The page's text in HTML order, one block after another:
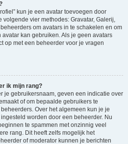
kun je een avatar toevoegen door
vier methodes: Gravatar, Galerij,
om avatars in te schakelen en om
kan gebruiken. Als je geen avatars
op met een beheerder voor je vragen
ik mijn rang?
je gebruikersnaam, geven een indicatie over
of om bepaalde gebruikers te
Over het algemeen kun je je
worden door een beheerder. Nu
te spammen met onzinnig veel
rang. Dit heeft zelfs mogelijk het
of moderator kunnen je berichten